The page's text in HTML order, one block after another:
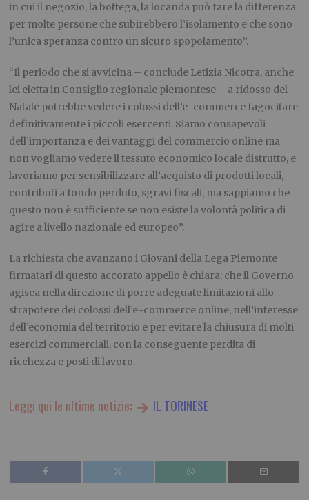
in cui il negozio, la bottega, la locanda può fare la differenza
per molte persone che subirebbero l’isolamento e che sono
l’unica speranza contro un sicuro spopolamento”.
“Il periodo che si avvicina – conclude Letizia Nicotra, anche
lei eletta in Consiglio regionale piemontese – a ridosso del
Natale potrebbe vedere i colossi dell’e-commerce fagocitare
definitivamente i piccoli esercenti. Siamo consapevoli
dell’importanza e dei vantaggi del commercio online ma
non vogliamo vedere il tessuto economico locale distrutto, e
lavoriamo per sensibilizzare all’acquisto di prodotti locali,
contributi a fondo perduto, sgravi fiscali, ma sappiamo che
questo non è sufficiente se non esiste la volontà politica di
agire a livello nazionale ed europeo”.
La richiesta che avanzano i Giovani della Lega Piemonte
firmatari di questo accorato appello è chiara: che il Governo
agisca nella direzione di porre adeguate limitazioni allo
strapotere dei colossi dell’e-commerce online, nell’interesse
dell’economia del territorio e per evitare la chiusura di molti
esercizi commerciali, con la conseguente perdita di
ricchezza e posti di lavoro.
Leggi qui le ultime notizie: IL TORINESE